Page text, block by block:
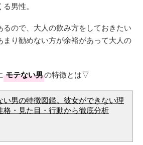
男性。
るので、大人の飲み方をしておきたい
まり勧めない方が余裕があって大人の
モテない男の特徴とは▽
い男の特徴図鑑。彼女ができない理
格・見た目・行動から徹底分析